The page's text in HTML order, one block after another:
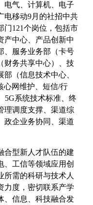
电气、计算机、电子
电移动9月的社招中共
门121个岗位，包括市
产中心、产品创新中
、服务业务部（卡号
财务共享中心）、技
（信息技术中心、
心网维护、短信/行
5G系统技术标准、终
理调度支撑、渠道综
政企业务协同、渠道
合型新人才队伍的建
、工信等领域应用创
所需的科研与技术人
力度，密切联系产学
、信息、科技融合发